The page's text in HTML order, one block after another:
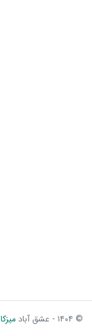
© ۱۴۰۴ - عشق آباد